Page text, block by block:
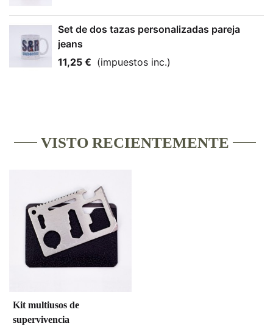
Set de dos tazas personalizadas pareja
jeans
11,25 € (impuestos inc.)
VISTO RECIENTEMENTE
Kit multiusos de
supervivencia